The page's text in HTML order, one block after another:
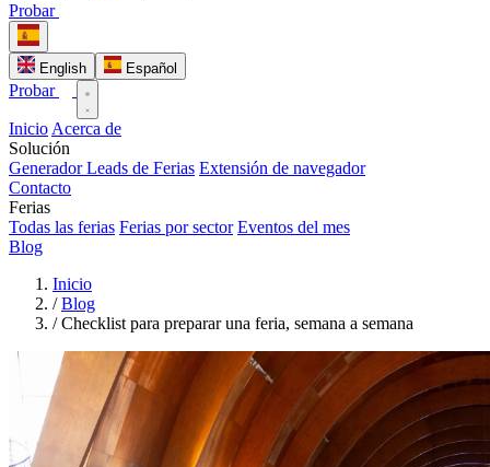
Probar
English Español
Probar
Inicio Acerca de
Solución
Generador Leads de Ferias Extensión de navegador
Contacto
Ferias
Todas las ferias Ferias por sector Eventos del mes
Blog
Inicio
/ Blog
/ Checklist para preparar una feria, semana a semana